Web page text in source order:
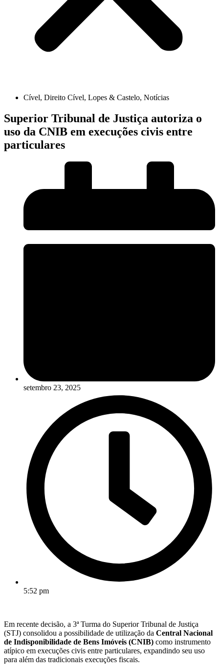
Cível, Direito Cível, Lopes & Castelo, Notícias
Superior Tribunal de Justiça autoriza o
uso da CNIB em execuções civis entre
particulares
setembro 23, 2025
5:52 pm
Em recente decisão, a 3ª Turma do Superior Tribunal de Justiça
(STJ) consolidou a possibilidade de utilização da Central Nacional
de Indisponibilidade de Bens Imóveis (CNIB) como instrumento
atípico em execuções civis entre particulares, expandindo seu uso
para além das tradicionais execuções fiscais.